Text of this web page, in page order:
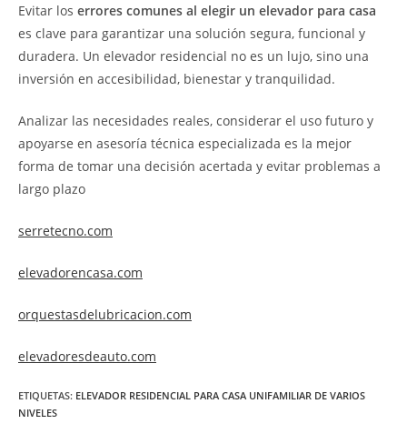
Evitar los errores comunes al elegir un elevador para casa
es clave para garantizar una solución segura, funcional y
duradera. Un elevador residencial no es un lujo, sino una
inversión en accesibilidad, bienestar y tranquilidad.
Analizar las necesidades reales, considerar el uso futuro y
apoyarse en asesoría técnica especializada es la mejor
forma de tomar una decisión acertada y evitar problemas a
largo plazo
serretecno.com
elevadorencasa.com
orquestasdelubricacion.com
elevadoresdeauto.com
ETIQUETAS: ELEVADOR RESIDENCIAL PARA CASA UNIFAMILIAR DE VARIOS
NIVELES